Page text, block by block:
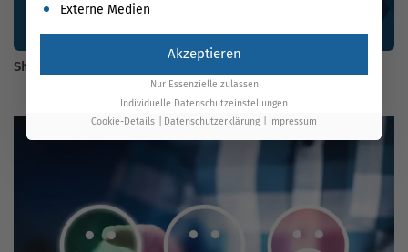
Shop-Kategorietexte schreiben, die ranken und performen
Externe Medien
Akzeptieren
Nur Essenzielle zulassen
Individuelle Datenschutzeinstellungen
Cookie-Details
Datenschutzerklärung Impressum